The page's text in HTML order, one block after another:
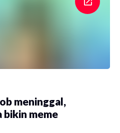
meninggal,
meme